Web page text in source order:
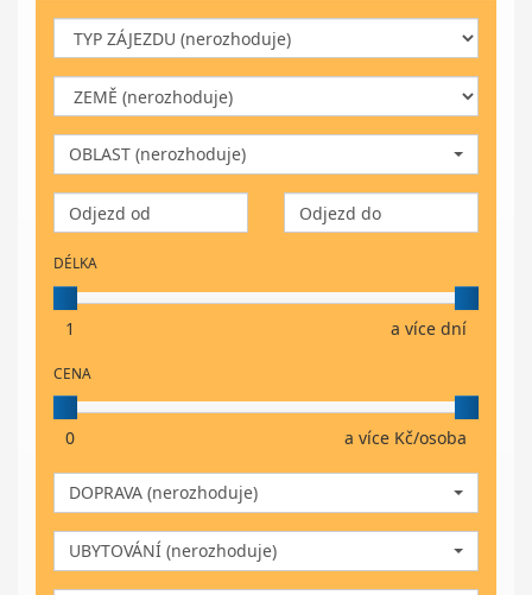
OBLAST (nerozhoduje)
DÉLKA
1 a více dní
CENA
0 a více Kč/osoba
DOPRAVA (nerozhoduje)
UBYTOVÁNÍ (nerozhoduje)